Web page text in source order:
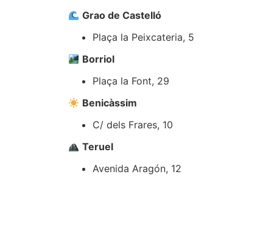
Grao de Castelló
Plaça la Peixcateria, 5
Borriol
Plaça la Font, 29
Benicàssim
C/ dels Frares, 10
Teruel
Avenida Aragón, 12